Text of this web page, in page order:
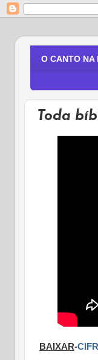
O CANTO NA
Toda
BAIXAR-